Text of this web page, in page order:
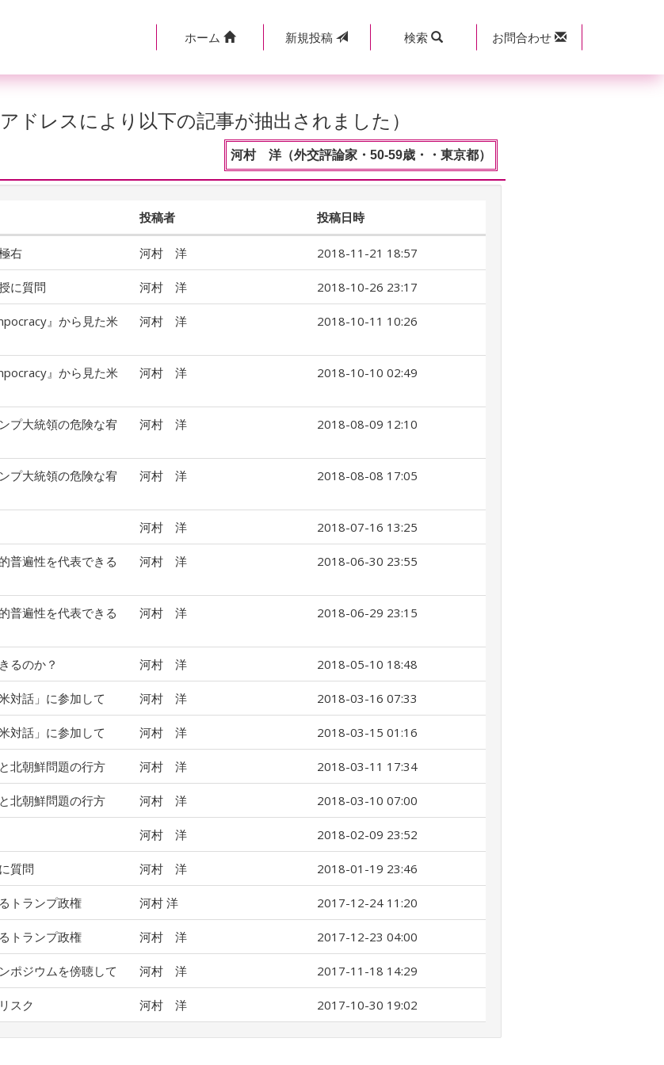
ホーム 新規投稿 検索 お問合わせ
ドレスにより以下の記事が抽出されました）
河村 洋（外交評論家・50-59歳・・東京都）
投稿者 投稿日時
右 河村 洋 2018-11-21 18:57
に質問 河村 洋 2018-10-26 23:17
』から見た米
河村 洋 2018-10-11 10:26
』から見た米
河村 洋 2018-10-10 02:49
プ大統領の危険な宥
河村 洋 2018-08-09 12:10
プ大統領の危険な宥
河村 洋 2018-08-08 17:05
河村 洋 2018-07-16 13:25
普遍性を代表できる
河村 洋 2018-06-30 23:55
普遍性を代表できる
河村 洋 2018-06-29 23:15
るのか？ 河村 洋 2018-05-10 18:48
対話」に参加して 河村 洋 2018-03-16 07:33
対話」に参加して 河村 洋 2018-03-15 01:16
北朝鮮問題の行方 河村 洋 2018-03-11 17:34
北朝鮮問題の行方 河村 洋 2018-03-10 07:00
河村 洋 2018-02-09 23:52
質問 河村 洋 2018-01-19 23:46
トランプ政権 河村 洋 2017-12-24 11:20
トランプ政権 河村 洋 2017-12-23 04:00
ポジウムを傍聴して 河村 洋 2017-11-18 14:29
スク 河村 洋 2017-10-30 19:02